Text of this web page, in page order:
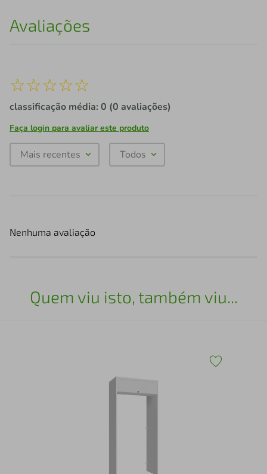
Avaliações
☆☆☆☆☆
classificação média: 0 (0 avaliações)
Faça login para avaliar este produto
Mais recentes Todos
Nenhuma avaliação
Quem viu isto, também viu...